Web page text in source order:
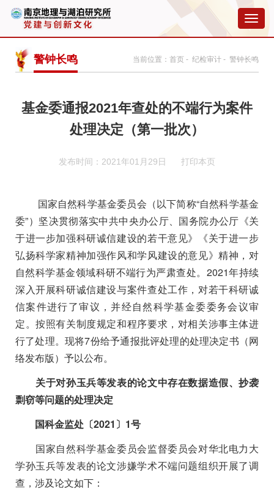
切
换
航
警钟长鸣 当前位置： 首页 - 纪检审计 - 警钟长鸣
基金委通报2021年查处的不端行为案件
处理决定（第一批次）
发布时间：2021年01月29日 打印本页
国家自然科学基金委员会（以下简称“自然科学基金
委”）坚决贯彻落实中共中央办公厅、国务院办公厅《关
于进一步加强科研诚信建设的若干意见》《关于进一步
弘扬科学家精神加强作风和学风建设的意见》精神，对
自然科学基金领域科研不端行为严肃查处。2021年持续
深入开展科研诚信建设与案件查处工作，对若干科研诚
信案件进行了审议，并经自然科学基金委委务会议审
定。按照有关制度规定和程序要求，对相关涉事主体进
行了处理。现将7份给予通报批评处理的处理决定书（网
络发布版）予以公布。
关于对孙玉兵等发表的论文中存在数据造假、抄袭
剽窃等问题的处理决定
国科金监处〔2021 〕 1号
国家自然科学基金委员会监督委员会对华北电力大
学孙玉兵等发表的论文涉嫌学术不端问题组织开展了调
查，涉及论文如下：